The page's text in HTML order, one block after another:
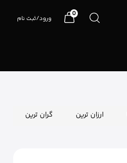
ورود/ثبت نام
0
ارزان ترین گران ترین